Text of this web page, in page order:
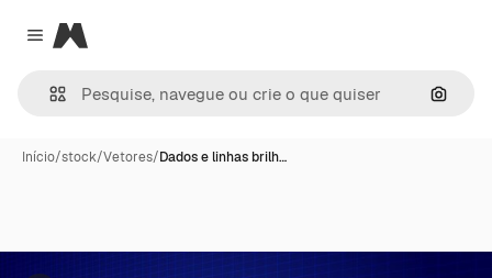
Close menu
Magnific
Início/stock/Vetores/Dados e linhas brilh…